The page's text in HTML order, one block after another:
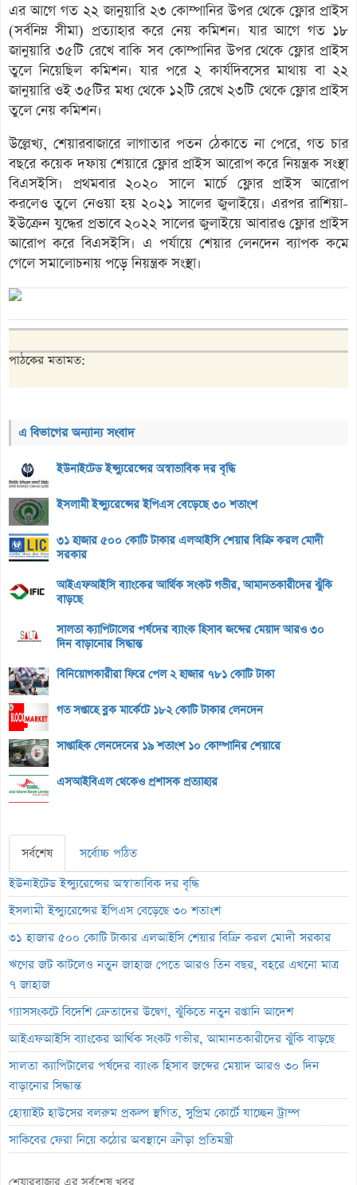
এর আগে গত ২২ জানুয়ারি ২৩ কোম্পানির উপর থেকে ফ্লোর প্রাইস
(সর্বনিম্ন সীমা) প্রত্যাহার করে নেয় কমিশন। যার আগে গত ১৮
জানুয়ারি ৩৫টি রেখে বাকি সব কোম্পানির উপর থেকে ফ্লোর প্রাইস
তুলে নিয়েছিল কমিশন। যার পরে ২ কার্যদিবসের মাথায় বা ২২
জানুয়ারি ওই ৩৫টির মধ্য থেকে ১২টি রেখে ২৩টি থেকে ফ্লোর প্রাইস
তুলে নেয় কমিশন।
উল্লেখ্য, শেয়ারবাজারে লাগাতার পতন ঠেকাতে না পেরে, গত চার
বছরে কয়েক দফায় শেয়ারে ফ্লোর প্রাইস আরোপ করে নিয়ন্ত্রক সংস্থা
বিএসইসি। প্রথমবার ২০২০ সালে মার্চে ফ্লোর প্রাইস আরোপ
করলেও তুলে নেওয়া হয় ২০২১ সালের জুলাইয়ে। এরপর রাশিয়া-
ইউক্রেন যুদ্ধের প্রভাবে ২০২২ সালের জুলাইয়ে আবারও ফ্লোর প্রাইস
আরোপ করে বিএসইসি। এ পর্যায়ে শেয়ার লেনদেন ব্যাপক কমে
গেলে সমালোচনায় পড়ে নিয়ন্ত্রক সংস্থা।
পাঠকের মতামত:
এ বিভাগের অন্যান্য সংবাদ
ইউনাইটেড ইন্স্যুরেন্সের অস্বাভাবিক দর বৃদ্ধি
ইসলামী ইন্স্যুরেন্সের ইপিএস বেড়েছে ৩০ শতাংশ
৩১ হাজার ৫০০ কোটি টাকার এলআইসি শেয়ার বিক্রি করল মোদী
সরকার
আইএফআইসি ব্যাংকের আর্থিক সংকট গভীর, আমানতকারীদের ঝুঁকি
বাড়ছে
সালতা ক্যাপিটালের পর্ষদের ব্যাংক হিসাব জব্দের মেয়াদ আরও ৩০
দিন বাড়ানোর সিদ্ধান্ত
বিনিয়োগকারীরা ফিরে পেল ২ হাজার ৭৮১ কোটি টাকা
গত সপ্তাহে ব্লক মার্কেটে ১৮২ কোটি টাকার লেনদেন
সাপ্তাহিক লেনদেনের ১৯ শতাংশ ১০ কোম্পানির শেয়ারে
এসআইবিএল থেকেও প্রশাসক প্রত্যাহার
সর্বশেষ
সর্বোচ্চ পঠিত
ইউনাইটেড ইন্স্যুরেন্সের অস্বাভাবিক দর বৃদ্ধি
ইসলামী ইন্স্যুরেন্সের ইপিএস বেড়েছে ৩০ শতাংশ
৩১ হাজার ৫০০ কোটি টাকার এলআইসি শেয়ার বিক্রি করল মোদী সরকার
ঋণের জট কাটলেও নতুন জাহাজ পেতে আরও তিন বছর, বহরে এখনো মাত্র
৭ জাহাজ
গ্যাসসংকটে বিদেশি ক্রেতাদের উদ্বেগ, ঝুঁকিতে নতুন রপ্তানি আদেশ
আইএফআইসি ব্যাংকের আর্থিক সংকট গভীর, আমানতকারীদের ঝুঁকি বাড়ছে
সালতা ক্যাপিটালের পর্ষদের ব্যাংক হিসাব জব্দের মেয়াদ আরও ৩০ দিন
বাড়ানোর সিদ্ধান্ত
হোয়াইট হাউসের বলরুম প্রকল্প স্থগিত, সুপ্রিম কোর্টে যাচ্ছেন ট্রাম্প
সাকিবের ফেরা নিয়ে কঠোর অবস্থানে ক্রীড়া প্রতিমন্ত্রী